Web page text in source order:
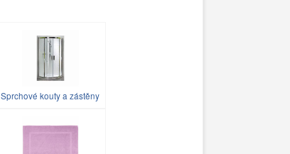
Sprchové kouty a zástěny